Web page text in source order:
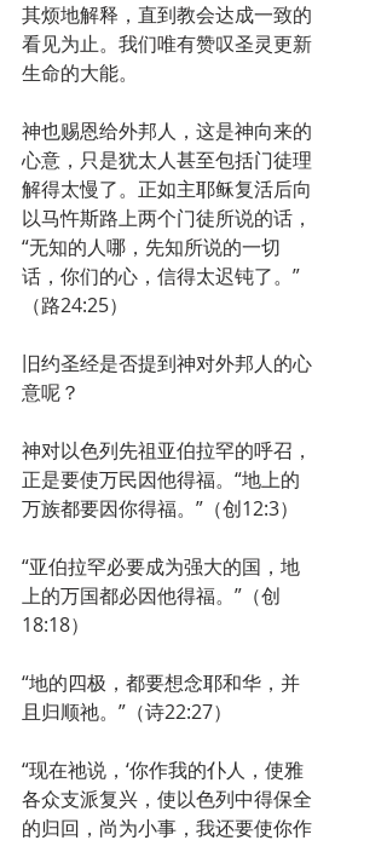
其烦地解释，直到教会达成一致的
看见为止。我们唯有赞叹圣灵更新
生命的大能。
神也赐恩给外邦人，这是神向来的
心意，只是犹太人甚至包括门徒理
解得太慢了。正如主耶稣复活后向
以马忤斯路上两个门徒所说的话，
“无知的人哪，先知所说的一切
话，你们的心，信得太迟钝了。”
（路24:25）
旧约圣经是否提到神对外邦人的心
意呢？
神对以色列先祖亚伯拉罕的呼召，
正是要使万民因他得福。“地上的
万族都要因你得福。”（创12:3）
“亚伯拉罕必要成为强大的国，地
上的万国都必因他得福。”（创
18:18）
“地的四极，都要想念耶和华，并
且归顺祂。”（诗22:27）
“现在祂说，‘你作我的仆人，使雅
各众支派复兴，使以色列中得保全
的归回，尚为小事，我还要使你作